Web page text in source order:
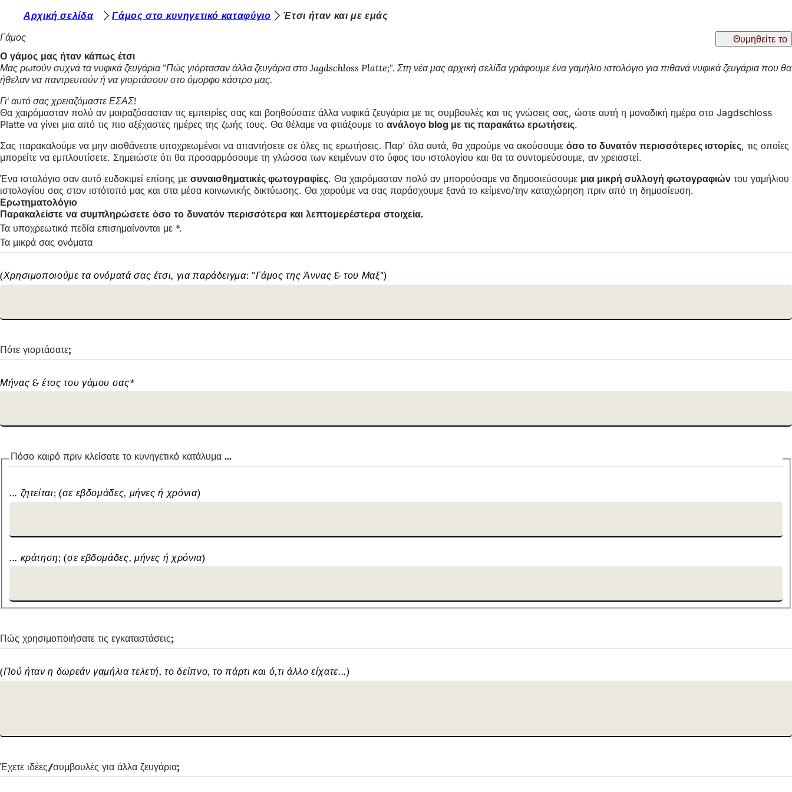
Μετάβαση στο περιεχόμενο
ρ
ί
σ
ε
σ
τ
ε
ε
δ
ώ
:
Αρχική σελίδα Γάμος στο κυνηγετικό καταφύγιο
Έτσι ήταν και με εμάς
Γάμος
Θυμηθείτε το
Ο γάμος μας ήταν κάπως έτσι
Μας ρωτούν συχνά τα νυφικά ζευγάρια "Πώς γιόρτασαν άλλα ζευγάρια στο Jagdschloss Platte;". Στη νέα μας αρχική σελίδα γράφουμε ένα γαμήλιο ιστολόγιο για πιθανά νυφικά ζευγάρια που θα
ήθελαν να παντρευτούν ή να γιορτάσουν στο όμορφο κάστρο μας.
Γι' αυτό σας χρειαζόμαστε ΕΣΑΣ!
Θα χαιρόμασταν πολύ αν μοιραζόσασταν τις εμπειρίες σας και βοηθούσατε άλλα νυφικά ζευγάρια με τις συμβουλές και τις γνώσεις σας, ώστε αυτή η μοναδική ημέρα στο Jagdschloss
Platte να γίνει μια από τις πιο αξέχαστες ημέρες της ζωής τους. Θα θέλαμε να φτιάξουμε το ανάλογο blog με τις παρακάτω ερωτήσεις.
Σας παρακαλούμε να μην αισθάνεστε υποχρεωμένοι να απαντήσετε σε όλες τις ερωτήσεις. Παρ' όλα αυτά, θα χαρούμε να ακούσουμε όσο το δυνατόν περισσότερες ιστορίες, τις οποίες
μπορείτε να εμπλουτίσετε. Σημειώστε ότι θα προσαρμόσουμε τη γλώσσα των κειμένων στο ύφος του ιστολογίου και θα τα συντομεύσουμε, αν χρειαστεί.
Ένα ιστολόγιο σαν αυτό ευδοκιμεί επίσης με συναισθηματικές φωτογραφίες. Θα χαιρόμασταν πολύ αν μπορούσαμε να δημοσιεύσουμε μια μικρή συλλογή φωτογραφιών του γαμήλιου
ιστολογίου σας στον ιστότοπό μας και στα μέσα κοινωνικής δικτύωσης. Θα χαρούμε να σας παράσχουμε ξανά το κείμενο/την καταχώρηση πριν από τη δημοσίευση.
Ερωτηματολόγιο
Παρακαλείστε να συμπληρώσετε όσο το δυνατόν περισσότερα και λεπτομερέστερα στοιχεία.
Τα υποχρεωτικά πεδία επισημαίνονται με *.
Τα μικρά σας ονόματα
(Χρησιμοποιούμε τα ονόματά σας έτσι, για παράδειγμα: "Γάμος της Άννας & του Μαξ")
Πότε γιορτάσατε;
Μήνας & έτος του γάμου σας*
Πόσο καιρό πριν κλείσατε το κυνηγετικό κατάλυμα ...
... ζητείται; (σε εβδομάδες, μήνες ή χρόνια)
... κράτηση; (σε εβδομάδες, μήνες ή χρόνια)
Πώς χρησιμοποιήσατε τις εγκαταστάσεις;
(Πού ήταν η δωρεάν γαμήλια τελετή, το δείπνο, το πάρτι και ό,τι άλλο είχατε...)
Έχετε ιδέες/συμβουλές για άλλα ζευγάρια;